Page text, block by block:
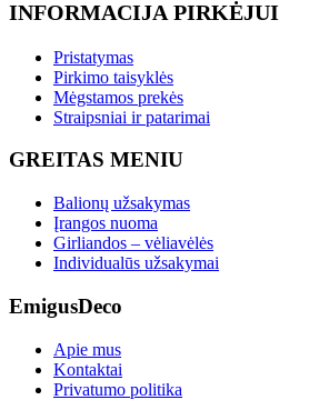
INFORMACIJA PIRKĖJUI
Pristatymas
Pirkimo taisyklės
Mėgstamos prekės
Straipsniai ir patarimai
GREITAS MENIU
Balionų užsakymas
Įrangos nuoma
Girliandos – vėliavėlės
Individualūs užsakymai
EmigusDeco
Apie mus
Kontaktai
Privatumo politika